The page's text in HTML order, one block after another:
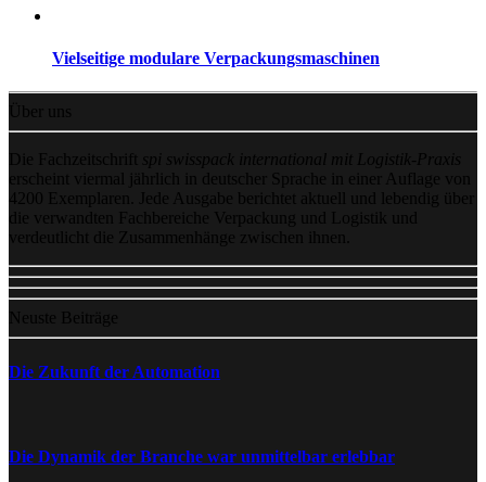
Vielseitige modulare Verpackungsmaschinen
Über uns
Die Fachzeitschrift
spi swisspack international mit Logistik-Praxis
erscheint viermal jährlich in deutscher Sprache in einer Auflage von
4200 Exemplaren. Jede Ausgabe berichtet aktuell und lebendig über
die verwandten Fachbereiche Verpackung und Logistik und
verdeutlicht die Zusammenhänge zwischen ihnen.
Neuste Beiträge
Die Zukunft der Automation
Die Dynamik der Branche war unmittelbar erlebbar